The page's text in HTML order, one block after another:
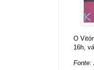
O
16h,
Fonte: